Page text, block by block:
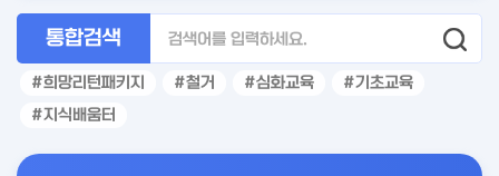
통합검색
희망리턴패키지 철거 심화교육
기초교육
지식배움터